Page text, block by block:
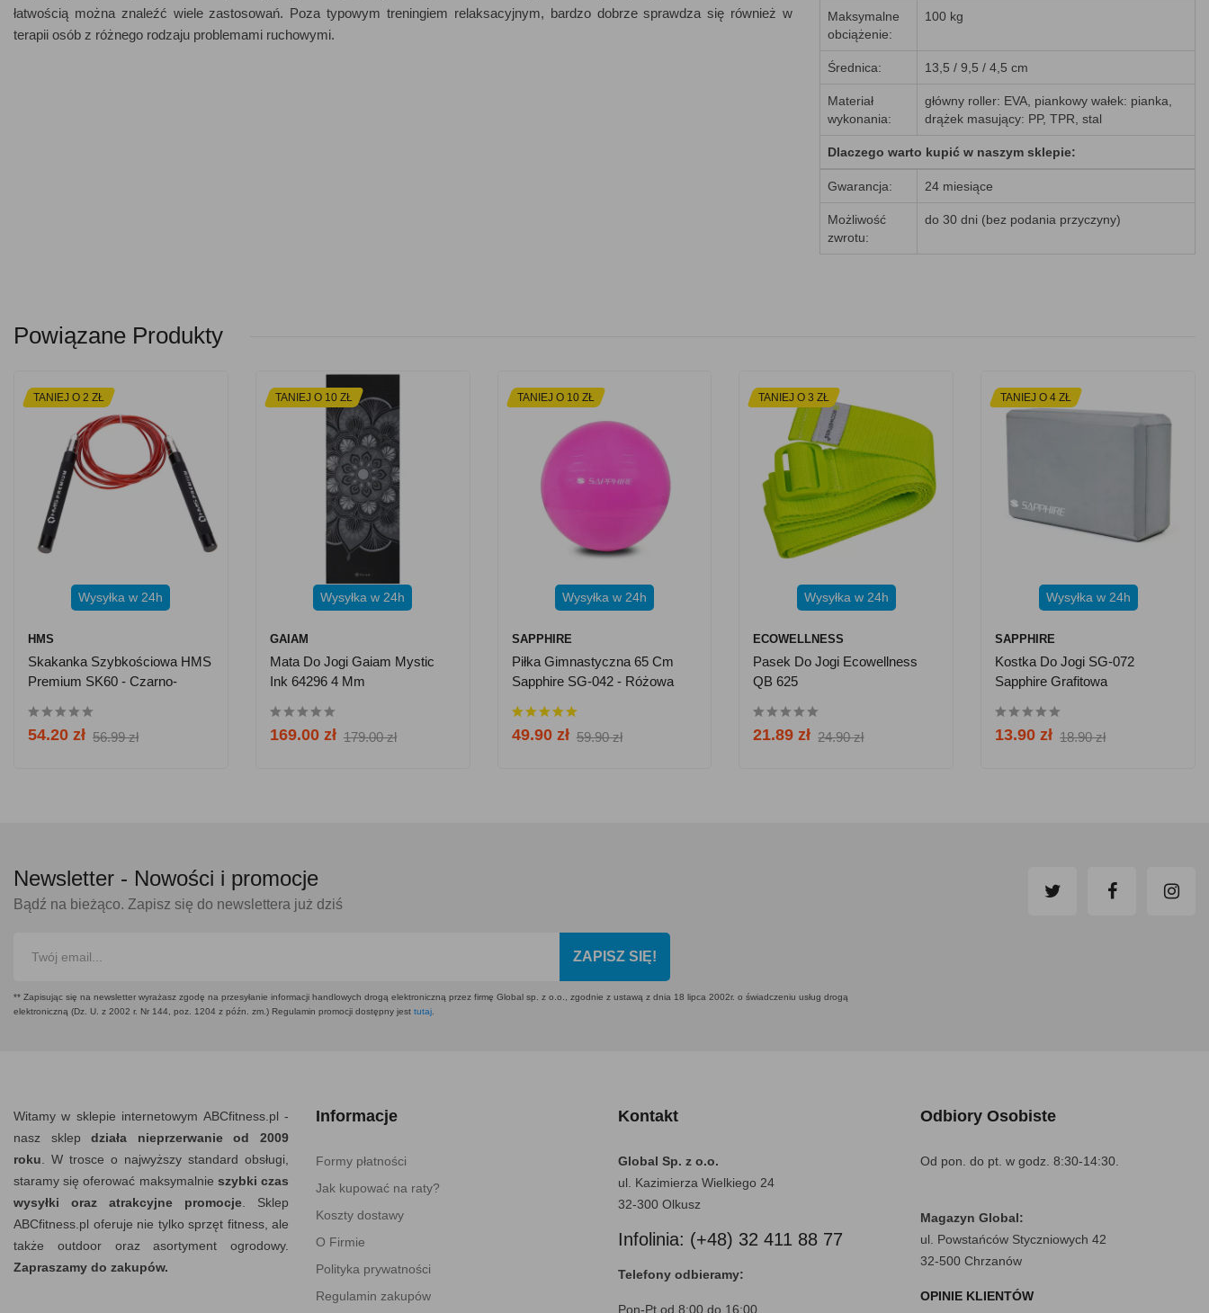
łatwością można znaleźć wiele zastosowań. Poza typowym treningiem relaksacyjnym, bardzo dobrze sprawdza się również w
terapii osób z różnego rodzaju problemami ruchowymi.
Maksymalne
obciążenie:
100 kg
Średnica: 13,5 / 9,5 / 4,5 cm
Materiał
wykonania:
główny roller: EVA, piankowy wałek: pianka,
drążek masujący: PP, TPR, stal
Dlaczego warto kupić w naszym sklepie:
Gwarancja: 24 miesiące
Możliwość
zwrotu:
do 30 dni (bez podania przyczyny)
Powiązane Produkty
TANIEJ O 2 ZŁ
Wysyłka w 24h
HMS
Skakanka Szybkościowa HMS
Premium SK60 - Czarno-
54.20 zł 56.99 zł
TANIEJ O 10 ZŁ
Wysyłka w 24h
GAIAM
Mata Do Jogi Gaiam Mystic
Ink 64296 4 Mm
169.00 zł 179.00 zł
TANIEJ O 10 ZŁ
Wysyłka w 24h
SAPPHIRE
Piłka Gimnastyczna 65 Cm
Sapphire SG-042 - Różowa
49.90 zł 59.90 zł
TANIEJ O 3 ZŁ
Wysyłka w 24h
ECOWELLNESS
Pasek Do Jogi Ecowellness
QB 625
21.89 zł 24.90 zł
TANIEJ O 4 ZŁ
Wysyłka w 24h
SAPPHIRE
Kostka Do Jogi SG-072
Sapphire Grafitowa
13.90 zł 18.90 zł
Newsletter - Nowości i promocje
Bądź na bieżąco. Zapisz się do newslettera już dziś
ZAPISZ SIĘ!
** Zapisując się na newsletter wyrażasz zgodę na przesyłanie informacji handlowych drogą elektroniczną przez firmę Global sp. z o.o., zgodnie z ustawą z dnia 18 lipca 2002r. o świadczeniu usług drogą
elektroniczną (Dz. U. z 2002 r. Nr 144, poz. 1204 z późn. zm.) Regulamin promocji dostępny jest tutaj
Witamy w sklepie internetowym ABCfitness.pl -
nasz sklepdziała nieprzerwanie od 2009
roku . W trosce o najwyższy standard obsługi,
staramy się oferować maksymalnie szybki czas
wysyłki oraz atrakcyjne promocje . Sklep
ABCfitness.pl oferuje nie tylko sprzęt fitness, ale
także outdoor oraz asortyment ogrodowy.
Zapraszamy do zakupów.
Informacje
Formy płatności
Jak kupować na raty?
Koszty dostawy
O Firmie
Polityka prywatności
Regulamin zakupów
Kontakt
Global Sp. z o.o.
ul. Kazimierza Wielkiego 24
32-300 Olkusz
Infolinia: (+48) 32 411 88 77
Telefony odbieramy:
Pon-Pt od 8:00 do 16:00
Odbiory Osobiste
Od pon. do pt. w godz. 8:30-14:30.
Magazyn Global:
ul. Powstańców Styczniowych 42
32-500 Chrzanów
OPINIE KLIENTÓW